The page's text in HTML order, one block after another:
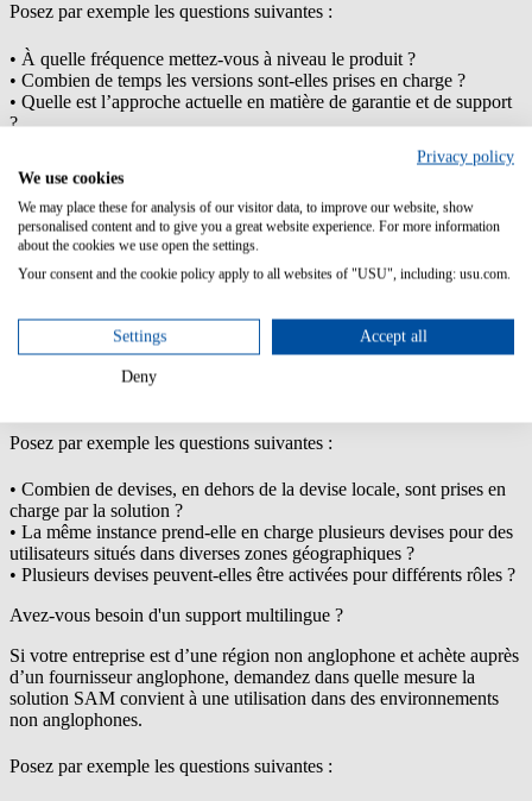
Posez par exemple les questions suivantes :
• À quelle fréquence mettez-vous à niveau le produit ?
• Combien de temps les versions sont-elles prises en charge ?
• Quelle est l’approche actuelle en matière de garantie et de support
?
• Quels sont les temps de réponse garantis et standard ?
• Quelles sont les procédures de signalement, d’escalade et de suivi
de la résolution des incidents ?
Support multi-devises
Les entreprises opérant dans de nombreuses régions du monde se
Si, par exemple, votre entreprise est située dans une région qui
utilise des dollars américains et achète auprès d’un fournisseur
européen, demandez si la solution SAM prend en charge d’autres
Posez par exemple les questions suivantes :
• Combien de devises, en dehors de la devise locale, sont prises en
charge par la solution ?
• La même instance prend-elle en charge plusieurs devises pour des
utilisateurs situés dans diverses zones géographiques ?
• Plusieurs devises peuvent-elles être activées pour différents rôles ?
Avez-vous besoin d'un support multilingue ?
Si votre entreprise est d’une région non anglophone et achète auprès
d’un fournisseur anglophone, demandez dans quelle mesure la
solution SAM convient à une utilisation dans des environnements
non anglophones.
Posez par exemple les questions suivantes :
Privacy policy
We use cookies
We may place these for analysis of our visitor data, to improve our website, show
personalised content and to give you a great website experience. For more information
about the cookies we use open the settings.
Your consent and the cookie policy apply to all websites of "USU", including: usu.com.
Settings Accept all
Deny